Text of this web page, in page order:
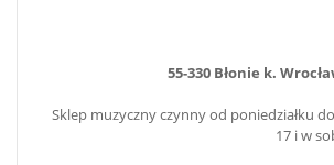
55-330 Błonie k.
Sklep muzyczny czynny od poniedziałku
17 i w